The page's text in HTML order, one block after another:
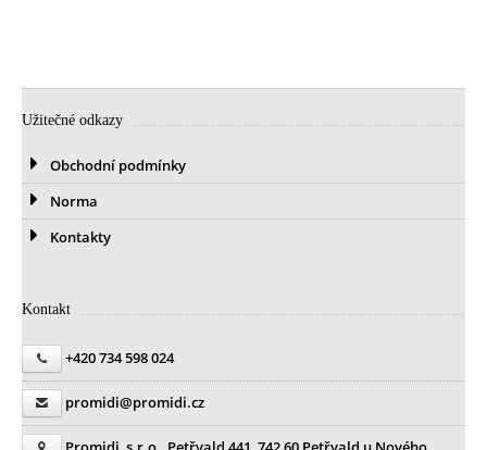
Užitečné odkazy
Obchodní podmínky
Norma
Kontakty
Kontakt
+420 734 598 024
promidi@promidi.cz